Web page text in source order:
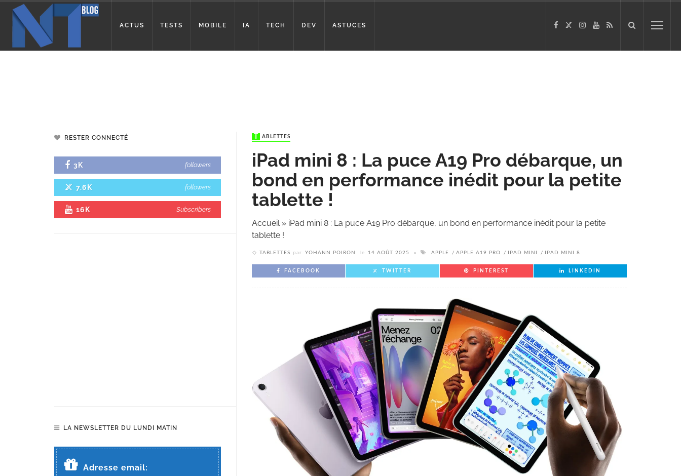
ACTUS TESTS MOBILE IA TECH DEV ASTUCES
TABLETTES
iPad mini 8 : La puce A19 Pro débarque, un
bond en performance inédit pour la petite
tablette !
Accueil» iPad mini 8 : La puce A19 Pro débarque, un bond en performance inédit pour la petite
tablette !
TABLETTES par YOHANN POIRON le 14 AOÛT 2025 APPLE APPLE A19 PRO IPAD MINI IPAD MINI 8
FACEBOOK TWITTER PINTEREST LINKEDIN
RESTER CONNECTÉ
3K followers
7.6K followers
16K Subscribers
LA NEWSLETTER DU LUNDI MATIN
Adresse email: